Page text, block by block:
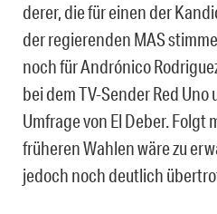
derer, die für einen der
der regierenden MAS
noch für Andrónico
bei dem TV-Sender Red
Umfrage von El Deber. Folgt
früheren Wahlen wäre zu
jedoch noch deutlich